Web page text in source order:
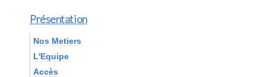
Présentation
Nos Metiers
L'Equipe
Accès